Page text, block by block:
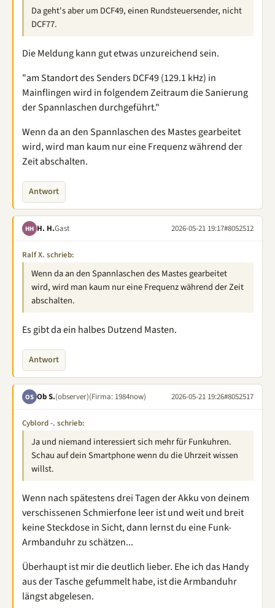
Da geht's aber um DCF49, einen Rundsteuersender, nicht
DCF77.
Die Meldung kann gut etwas unzureichend sein.
"am Standort des Senders DCF49 (129.1 kHz) in
Mainflingen wird in folgendem Zeitraum die Sanierung
der Spannlaschen durchgeführt."
Wenn da an den Spannlaschen des Mastes gearbeitet
wird, wird man kaum nur eine Frequenz während der
Zeit abschalten.
Antwort
HH H. H.Gast 2026-05-21 19:17#8052512
Ralf X. schrieb:
Wenn da an den Spannlaschen des Mastes gearbeitet
wird, wird man kaum nur eine Frequenz während der Zeit
abschalten.
Es gibt da ein halbes Dutzend Masten.
Antwort
OS Ob S.(observer)(Firma: 1984now) 2026-05-21 19:26#8052517
Cyblord -. schrieb:
Ja und niemand interessiert sich mehr für Funkuhren.
Schau auf dein Smartphone wenn du die Uhrzeit wissen
willst.
Wenn nach spätestens drei Tagen der Akku von deinem
verschissenen Schmierfone leer ist und weit und breit
keine Steckdose in Sicht, dann lernst du eine Funk-
Armbanduhr zu schätzen...
Überhaupt ist mir die deutlich lieber. Ehe ich das Handy
aus der Tasche gefummelt habe, ist die Armbanduhr
längst abgelesen.